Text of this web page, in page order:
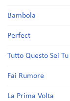
Bambola
Perfect
Tutto Questo Sei Tu
Fai Rumore
La Prima Volta